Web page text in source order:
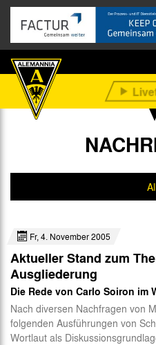
Fr, 4. November 2005
Aktueller Stand zum
Ausgliederung
Die Rede von Carlo Soiron im
Nach diversen Nachfragen von
folgenden Ausführungen von
Wortlaut als